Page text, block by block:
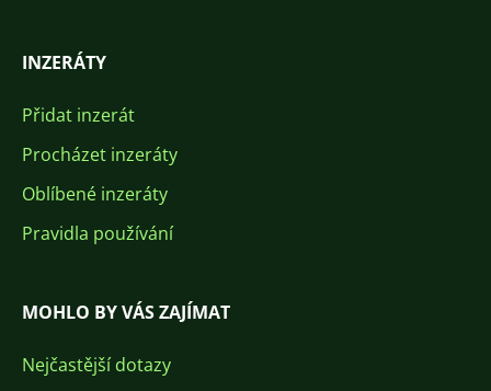
INZERÁTY
Přidat inzerát
Procházet inzeráty
Oblíbené inzeráty
Pravidla používání
MOHLO BY VÁS ZAJÍMAT
Nejčastější dotazy